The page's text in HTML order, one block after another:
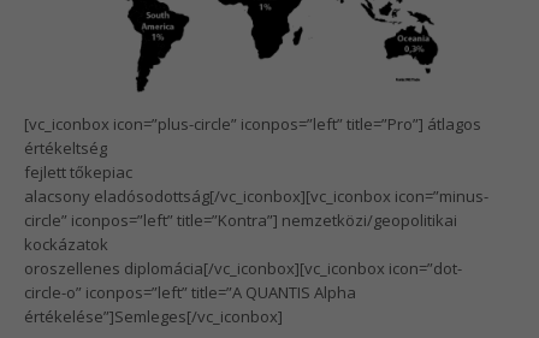
[vc_iconbox icon=”plus-circle” iconpos=”left” title=”Pro”] átlagos
értékeltség
fejlett tőkepiac
alacsony eladósodottság[/vc_iconbox][vc_iconbox icon=”minus-
circle” iconpos=”left” title=”Kontra”] nemzetközi/geopolitikai
kockázatok
oroszellenes diplomácia[/vc_iconbox][vc_iconbox icon=”dot-
circle-o” iconpos=”left” title=”A QUANTIS Alpha
értékelése”]Semleges[/vc_iconbox]